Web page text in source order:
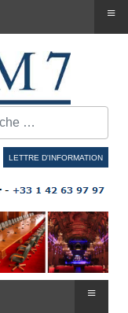
LETTRE D'INFORMATION
≡
≡